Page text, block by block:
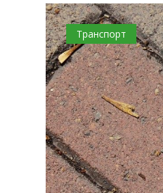
0
Транспорт